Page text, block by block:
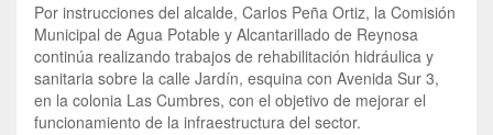
Por instrucciones del alcalde, Carlos Peña Ortiz, la Comisión
Municipal de Agua Potable y Alcantarillado de Reynosa
continúa realizando trabajos de rehabilitación hidráulica y
sanitaria sobre la calle Jardín, esquina con Avenida Sur 3,
en la colonia Las Cumbres, con el objetivo de mejorar el
funcionamiento de la infraestructura del sector.